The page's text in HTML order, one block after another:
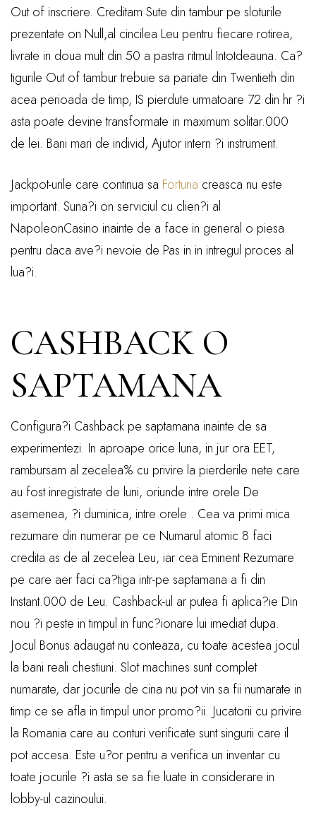
Out of inscriere. Creditam Sute din tambur pe sloturile
prezentate on Null,al cincilea Leu pentru fiecare rotirea,
livrate in doua mult din 50 a pastra ritmul Intotdeauna. Ca?
tigurile Out of tambur trebuie sa pariate din Twentieth din
acea perioada de timp, IS pierdute urmatoare 72 din hr ?i
asta poate devine transformate in maximum solitar.000
de lei. Bani mari de individ, Ajutor intern ?i instrument.
Jackpot-urile care continua sa Fortuna creasca nu este
important. Suna?i on serviciul cu clien?i al
NapoleonCasino inainte de a face in general o piesa
pentru daca ave?i nevoie de Pas in in intregul proces al
lua?i.
CASHBACK O
SAPTAMANA
Configura?i Cashback pe saptamana inainte de sa
experimentezi. In aproape orice luna, in jur ora EET,
rambursam al zecelea% cu privire la pierderile nete care
au fost inregistrate de luni, oriunde intre orele De
asemenea, ?i duminica, intre orele . Cea va primi mica
rezumare din numerar pe ce Numarul atomic 8 faci
credita as de al zecelea Leu, iar cea Eminent Rezumare
pe care aer faci ca?tiga intr-pe saptamana a fi din
Instant.000 de Leu. Cashback-ul ar putea fi aplica?ie Din
nou ?i peste in timpul in func?ionare lui imediat dupa.
Jocul Bonus adaugat nu conteaza, cu toate acestea jocul
la bani reali chestiuni. Slot machines sunt complet
numarate, dar jocurile de cina nu pot vin sa fii numarate in
timp ce se afla in timpul unor promo?ii. Jucatorii cu privire
la Romania care au conturi verificate sunt singurii care il
pot accesa. Este u?or pentru a verifica un inventar cu
toate jocurile ?i asta se sa fie luate in considerare in
lobby-ul cazinoului.